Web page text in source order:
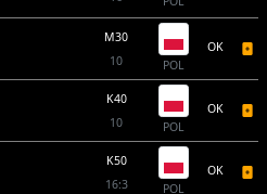
M30
10
POL
OK
K40
10
POL
OK
K50
16:3
POL
OK